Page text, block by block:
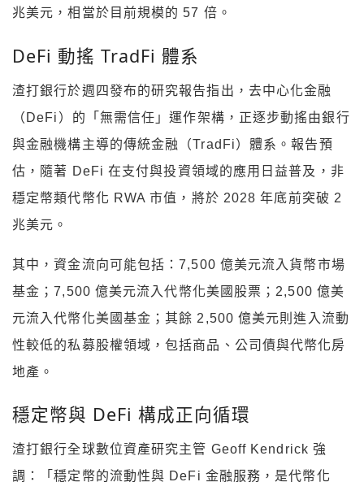
兆美元，相當於目前規模的 57 倍。
DeFi 動搖 TradFi 體系
渣打銀行於週四發布的研究報告指出，去中心化金融
（DeFi）的「無需信任」運作架構，正逐步動搖由銀行
與金融機構主導的傳統金融（TradFi）體系。報告預
估，隨著 DeFi 在支付與投資領域的應用日益普及，非
穩定幣類代幣化 RWA 市值，將於 2028 年底前突破 2
兆美元。
其中，資金流向可能包括：7,500 億美元流入貨幣市場
基金；7,500 億美元流入代幣化美國股票；2,500 億美
元流入代幣化美國基金；其餘 2,500 億美元則進入流動
性較低的私募股權領域，包括商品、公司債與代幣化房
地產。
穩定幣與 DeFi 構成正向循環
渣打銀行全球數位資產研究主管 Geoff Kendrick 強
調：「穩定幣的流動性與 DeFi 金融服務，是代幣化